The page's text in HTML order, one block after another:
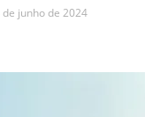
de junho de 2024